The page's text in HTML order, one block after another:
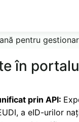
pentru
în
prin API:
a eID-urilor